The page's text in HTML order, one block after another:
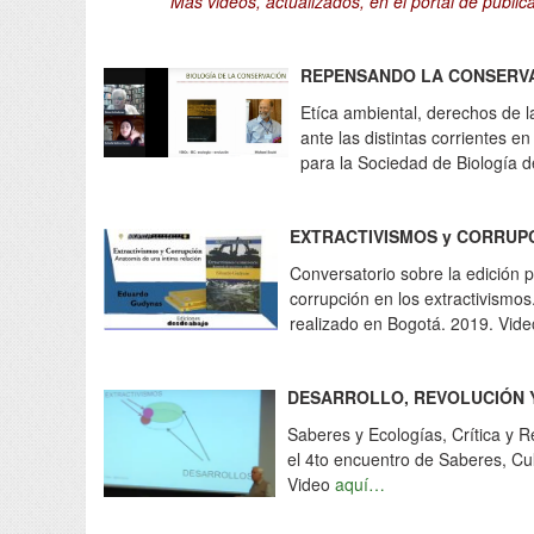
REPENSANDO LA
Etíca ambiental, derechos de
ante las distintas corrientes
para la Sociedad de Biología
EXTRACTIVISMOS y
Conversatorio sobre la edición
corrupción en los
realizado en Bogotá. 2019.
DESARROLLO,
Saberes y Ecologías, Crítica y
el 4to encuentro de Saberes,
Video aquí…